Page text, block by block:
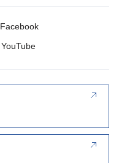
Facebook
YouTube